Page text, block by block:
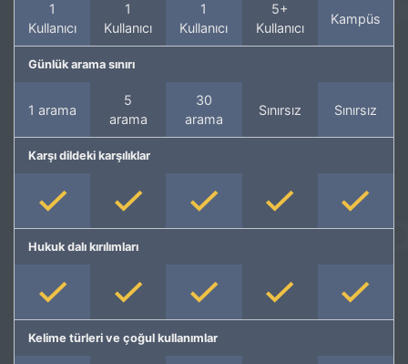
1
Kullanıcı
1
Kullanıcı
1
Kullanıcı
5+
Kullanıcı
Kampüs
Günlük arama sınırı
1 arama
5
arama
30
arama
Sınırsız Sınırsız
Karşı dildeki karşılıklar
Hukuk dalı kırılımları
Kelime türleri ve çoğul kullanımlar